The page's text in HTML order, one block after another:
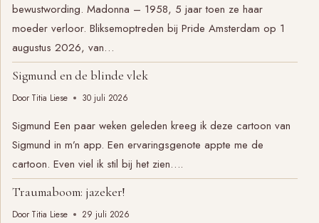
bewustwording. Madonna – 1958, 5 jaar toen ze haar
moeder verloor. Bliksemoptreden bij Pride Amsterdam op 1
augustus 2026, van…
Sigmund en de blinde vlek
Door Titia Liese 30 juli 2026
Sigmund Een paar weken geleden kreeg ik deze cartoon van
Sigmund in m’n app. Een ervaringsgenote appte me de
cartoon. Even viel ik stil bij het zien….
Traumaboom: jazeker!
Door Titia Liese 29 juli 2026